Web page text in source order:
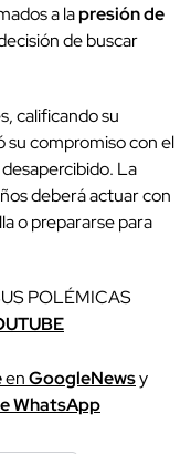
a lapresión de
de buscar
calificando su
compromiso con el
desapercibido. La
deberá actuar con
o prepararse para
POLÉMICAS
enGoogleNewsy
WhatsApp